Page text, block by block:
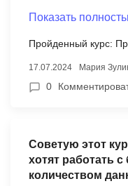
модели, работать
выстроить свою
самыми
моделирования,
в аналитике.
Education!
Показать
Пройденный курс:
17.07.2024 Мария
0
Советую этот
хотят работать
количеством